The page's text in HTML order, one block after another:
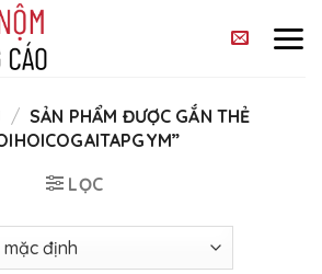
/ SẢN PHẨM ĐƯỢC GẮN THẺ
LỌC